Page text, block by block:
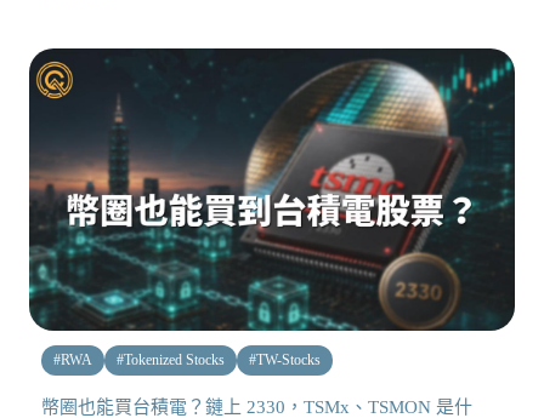
#RWA #Tokenized Stocks #TW-Stocks
幣圈也能買台積電？鏈上 2330，TSMx、TSMON 是什